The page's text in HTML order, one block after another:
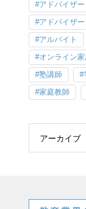
アドバイザー
アドバイザ
アルバイト
オンライン
塾講師
家庭教師
アーカイブ